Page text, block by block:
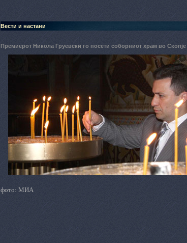
Вести и настани
Премиерот Никола Груевски го посети соборниот храм во Скопје
фото: МИА